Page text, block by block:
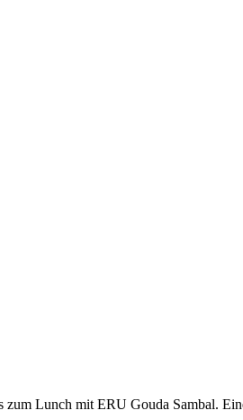
zum Lunch mit ERU Gouda Sambal.